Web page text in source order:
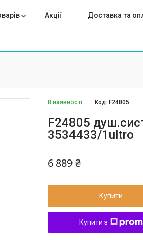
Акції Доставка та
В наявності Код: F24805
F24805
3534433/1ultro
6 889 ₴
Купити
Купити з